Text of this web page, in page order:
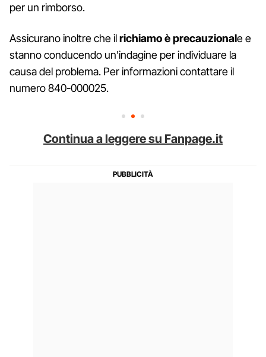
per un rimborso.
Assicurano inoltre che ilrichiamo è precauzionale e
stanno conducendo un'indagine per individuare la
causa del problema. Per informazioni contattare il
numero 840-000025.
Continua a leggere su Fanpage.it